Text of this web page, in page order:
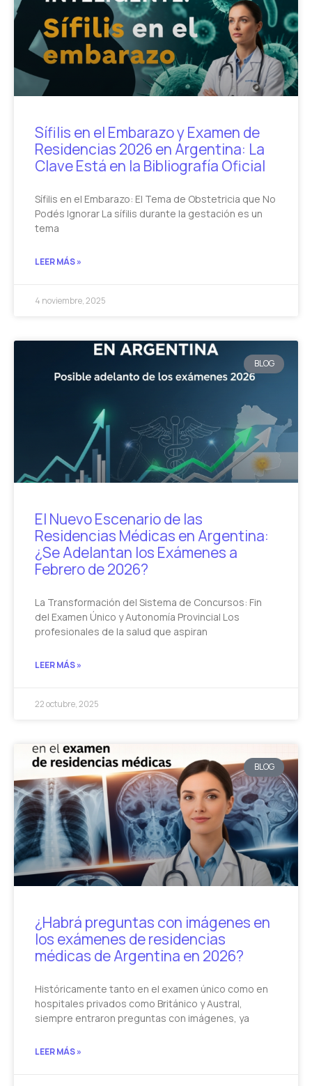
Sífilis en el Embarazo y Examen de
Residencias 2026 en Argentina: La
Clave Está en la Bibliografía Oficial
Sífilis en el Embarazo: El Tema de Obstetricia que No
Podés Ignorar La sífilis durante la gestación es un
tema
LEER MÁS »
4 noviembre, 2025
BLOG
El Nuevo Escenario de las
Residencias Médicas en Argentina:
¿Se Adelantan los Exámenes a
Febrero de 2026?
La Transformación del Sistema de Concursos: Fin
del Examen Único y Autonomía Provincial Los
profesionales de la salud que aspiran
LEER MÁS »
22 octubre, 2025
BLOG
¿Habrá preguntas con imágenes en
los exámenes de residencias
médicas de Argentina en 2026?
Históricamente tanto en el examen único como en
hospitales privados como Británico y Austral,
siempre entraron preguntas con imágenes, ya
LEER MÁS »